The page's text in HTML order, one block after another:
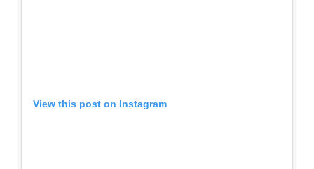
View this post on Instagram